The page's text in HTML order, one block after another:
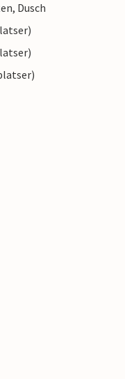
Dusch